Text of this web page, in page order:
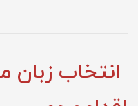
انتخاب زبان